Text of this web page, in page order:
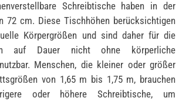
Schreibtische haben in der
72 cm. Diese Tischhöhen berücksichtigen
Körpergrößen und sind daher für die
auf Dauer nicht ohne körperliche
Menschen, die kleiner oder größer
von 1,65 m bis 1,75 m, brauchen
oder höhere Schreibtische, um